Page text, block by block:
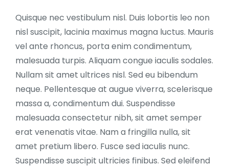
Quisque nec vestibulum nisl. Duis lobortis leo non
nisl suscipit, lacinia maximus magna luctus. Mauris
vel ante rhoncus, porta enim condimentum,
malesuada turpis. Aliquam congue iaculis sodales.
Nullam sit amet ultrices nisl. Sed eu bibendum
neque. Pellentesque at augue viverra, scelerisque
massa a, condimentum dui. Suspendisse
malesuada consectetur nibh, sit amet semper
erat venenatis vitae. Nam a fringilla nulla, sit
amet pretium libero. Fusce sed iaculis nunc.
Suspendisse suscipit ultricies finibus. Sed eleifend